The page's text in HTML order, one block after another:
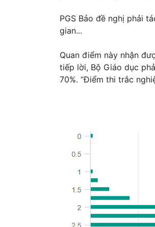
PGS Bảo đề nghị phải
gian...
Quan điểm này nhận
tiếp lời, Bộ Giáo dục
70%. “Điểm thi trắc